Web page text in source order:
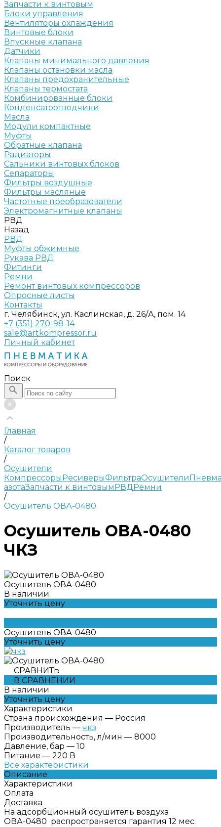
Запчасти к винтовым
Блоки управления
Вентиляторы охлаждения
Винтовые блоки
Впускные клапана
Датчики
Клапаны минимального давления
Клапаны остановки масла
Клапаны предохранительные
Клапаны термостата
Комбинированные блоки
Конденсатоотводчики
Масла
Модули компактные
Муфты
Обратные клапана
Радиаторы
Сальники винтовых блоков
Сепараторы
Фильтры воздушные
Фильтры масляные
Частотные преобразователи
Электромагнитные клапаны
РВД
Назад
РВД
Муфты обжимные
Рукава РВД
Фитинги
Ремни
Ремонт винтовых компрессоров
Опросные листы
Контакты
г. Челябинск, ул. Каслинская, д. 26/А, пом. 14
+7 (351) 270-98-14
sale@artkompressor.ru
Личный кабинет
Поиск
Главная
/
Каталог товаров
/
Осушители
КомпрессорыРесиверыФильтраОсушители
азотаЗапчасти к винтовымРВДРемни
/
Осушитель ОВА-0480
Осушитель ОВА-0480
ЧКЗ
Осушитель ОВА-0480
В наличии
Уточнить цену
Осушитель ОВА-0480
Уточнить цену
СРАВНИТЬ
В СРАВНЕНИИ
В наличии
Уточнить цену
Характеристики
Страна происхождения — Россия
Производитель — чкз
Производительность, л/мин — 8000
Давление, бар — 10
Питание — 220 В
Все характеристики
Описание
Характеристики
Оплата
Доставка
На адсорбционный осушитель воздуха
ОВА-0480 распространяется гарантия 12 мес.